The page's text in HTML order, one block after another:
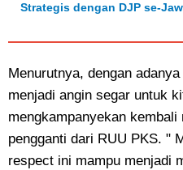
Strategis dengan DJP se-
Menurutnya, dengan
menjadi angin segar untuk
mengkampanyekan
pengganti dari RUU PKS. "
respect ini mampu menjadi